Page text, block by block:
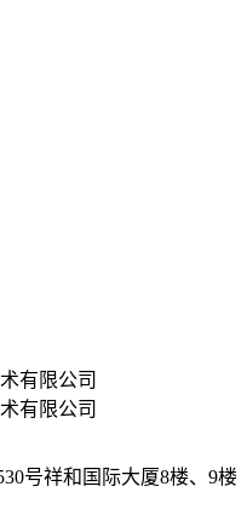
有限公司
有限公司
号祥和国际大厦8楼、9楼